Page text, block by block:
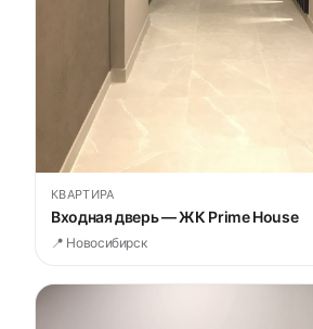
КВАРТИРА
Входная дверь — ЖК Prime House
📍 Новосибирск